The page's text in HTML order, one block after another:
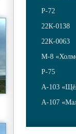
Р-72
22К-0138
22К-0063
М-8
Р-75
А-103
А-107